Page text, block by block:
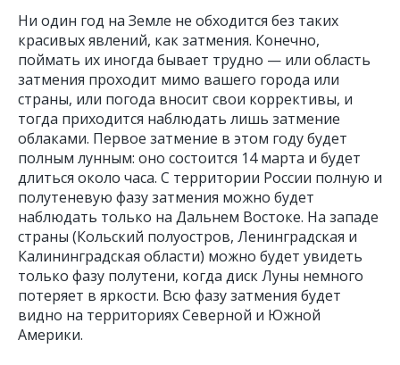
Ни один год на Земле не обходится без таких
красивых явлений, как затмения. Конечно,
поймать их иногда бывает трудно — или область
затмения проходит мимо вашего города или
страны, или погода вносит свои коррективы, и
тогда приходится наблюдать лишь затмение
облаками. Первое затмение в этом году будет
полным лунным: оно состоится 14 марта и будет
длиться около часа. С территории России полную и
полутеневую фазу затмения можно будет
наблюдать только на Дальнем Востоке. На западе
страны (Кольский полуостров, Ленинградская и
Калининградская области) можно будет увидеть
только фазу полутени, когда диск Луны немного
потеряет в яркости. Всю фазу затмения будет
видно на территориях Северной и Южной
Америки.